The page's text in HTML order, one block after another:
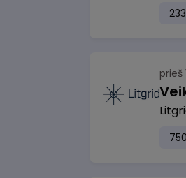
prieš